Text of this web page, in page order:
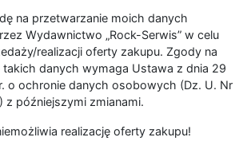
na przetwarzanie moich danych
Wydawnictwo „Rock-Serwis” w celu
realizacji oferty zakupu. Zgody na
takich danych wymaga Ustawa z dnia 29
o ochronie danych osobowych (Dz. U. Nr
z późniejszymi zmianami.
realizację oferty zakupu!